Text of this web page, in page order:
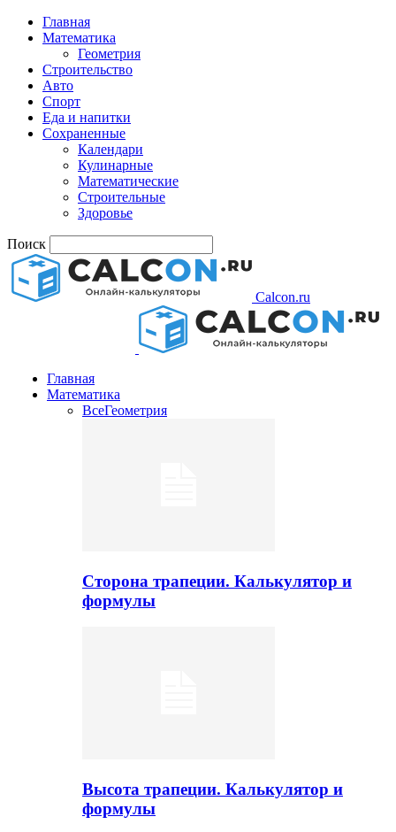
Главная
Математика
Геометрия
Строительство
Авто
Спорт
Еда и напитки
Сохраненные
Календари
Кулинарные
Математические
Строительные
Здоровье
Поиск
Calcon.ru
Главная
Математика
ВсеГеометрия
Сторона трапеции. Калькулятор и
формулы
Высота трапеции. Калькулятор и
формулы